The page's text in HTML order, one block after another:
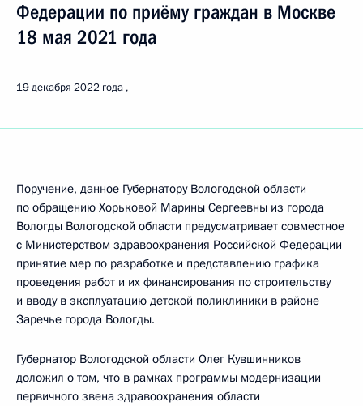
Федерации по приёму граждан в Москве
18 мая 2021 года
19 декабря 2022 года
Поручение, данное Губернатору Вологодской области
по обращению Хорьковой Марины Сергеевны из города
Вологды Вологодской области предусматривает совместное
с Министерством здравоохранения Российской Федерации
принятие мер по разработке и представлению графика
проведения работ и их финансирования по строительству
и вводу в эксплуатацию детской поликлиники в районе
Заречье города Вологды.
Губернатор Вологодской области Олег Кувшинников
доложил о том, что в рамках программы модернизации
первичного звена здравоохранения области